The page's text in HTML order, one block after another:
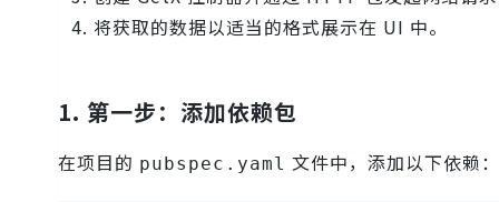
将获取的数据以适当的格式展示在 UI 中。
1. 第一步：添加依赖包
在项目的 pubspec.yaml 文件中，添加以下依赖：